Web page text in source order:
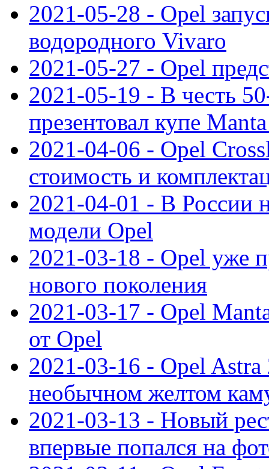
2021-05-28 - Opel
водородного Vivaro
2021-05-27 - Opel
2021-05-19 - В честь
презентовал купе
2021-04-06 - Opel
стоимость и
2021-04-01 - В России
модели Opel
2021-03-18 - Opel уже
нового поколения
2021-03-17 - Opel
от Opel
2021-03-16 - Opel Astra
необычном желтом
2021-03-13 - Новый
впервые попался на